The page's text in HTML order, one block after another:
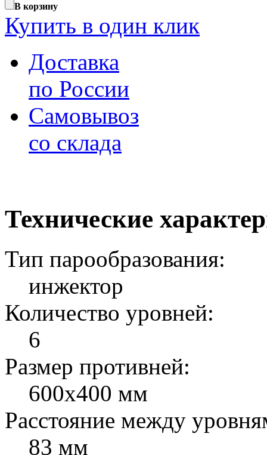
В корзину
Купить в один клик
Доставка
по России
Самовывоз
со склада
Технические
Тип парообразования:
инжектор
Количество уровней:
6
Размер противней:
600х400 мм
Расстояние между
83 мм